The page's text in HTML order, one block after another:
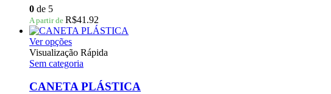
podem
ser
escolhidas
na
página
do
produto
0 de 5
A partir de R$41.92
Ver opçõesEste
produto
tem
variantes.
Visualização Rápida
Sem categoria
CANETA PLÁSTICA